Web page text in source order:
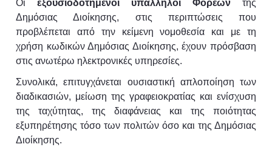
Οι εξουσιοδοτημένοι υπάλληλοι Φορέων της
Δημόσιας Διοίκησης, στις περιπτώσεις που
προβλέπεται από την κείμενη νομοθεσία και με τη
χρήση κωδικών Δημόσιας Διοίκησης, έχουν πρόσβαση
στις ανωτέρω ηλεκτρονικές υπηρεσίες.
Συνολικά, επιτυγχάνεται ουσιαστική απλοποίηση των
διαδικασιών, μείωση της γραφειοκρατίας και ενίσχυση
της ταχύτητας, της διαφάνειας και της ποιότητας
εξυπηρέτησης τόσο των πολιτών όσο και της Δημόσιας
Διοίκησης.